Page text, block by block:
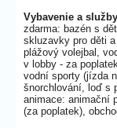
Vybavenie a
zdarma: bazén s
skluzavky pro děti
plážový volejbal,
v lobby - za
vodní sporty (jízda
šnorchlování, loď s
animace: animační
(za poplatek),